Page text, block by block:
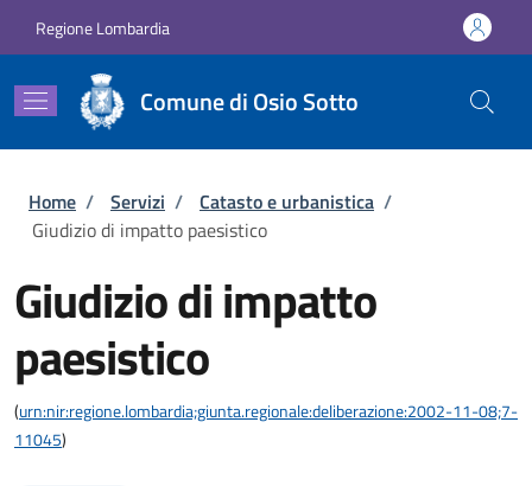
Regione Lombardia
Comune di Osio Sotto
Briciole di pane
Home / Servizi / Catasto e urbanistica /
Giudizio di impatto paesistico
Giudizio di impatto
paesistico
(urn:nir:regione.lombardia;giunta.regionale:deliberazione:2002-11-08;7-
11045)